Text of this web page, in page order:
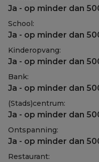
Ja - op minder dan
School:
Ja - op minder dan
Kinderopvang:
Ja - op minder dan
Bank:
Ja - op minder dan
(Stads)centrum:
Ja - op minder dan
Ontspanning:
Ja - op minder dan
Restaurant: